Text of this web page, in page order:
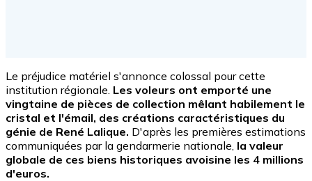
Le préjudice matériel s'annonce colossal pour cette
institution régionale. Les voleurs ont emporté une
vingtaine de pièces de collection mêlant habilement le
cristal et l'émail, des créations caractéristiques du
génie de René Lalique. D'après les premières estimations
communiquées par la gendarmerie nationale, la valeur
globale de ces biens historiques avoisine les 4 millions
d'euros.